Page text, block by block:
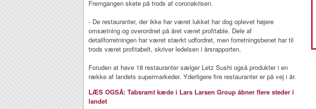
Fremgangen skete på trods af coronakrisen.
- De restauranter, der ikke har været lukket har dog oplevet højere
omsætning og overordnet på året været profitable. Dele af
detailforretningen har været stærkt udfordret, men forretningsbenet har til
trods været profitabelt, skriver ledelsen i årsrapporten.
Foruden at have 18 restauranter sælger Letz Sushi også produkter i en
række af landets supermarkeder. Yderligere fire restauranter er på vej i år.
LÆS OGSÅ: Tabsramt kæde i Lars Larsen Group åbner flere steder i
landet